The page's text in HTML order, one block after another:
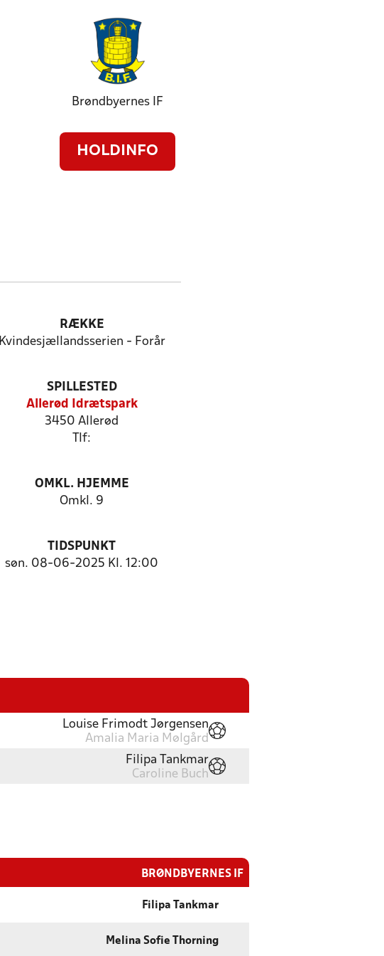
Brøndbyernes IF
HOLDINFO
RÆKKE
Kvindesjællandsserien - Forår
SPILLESTED
Allerød Idrætspark
3450 Allerød
Tlf:
OMKL. HJEMME
Omkl. 9
TIDSPUNKT
søn. 08-06-2025 Kl. 12:00
Louise Frimodt Jørgensen
Amalia Maria Mølgård
Filipa Tankmar
Caroline Buch
BRØNDBYERNES IF
Filipa Tankmar
Melina Sofie Thorning